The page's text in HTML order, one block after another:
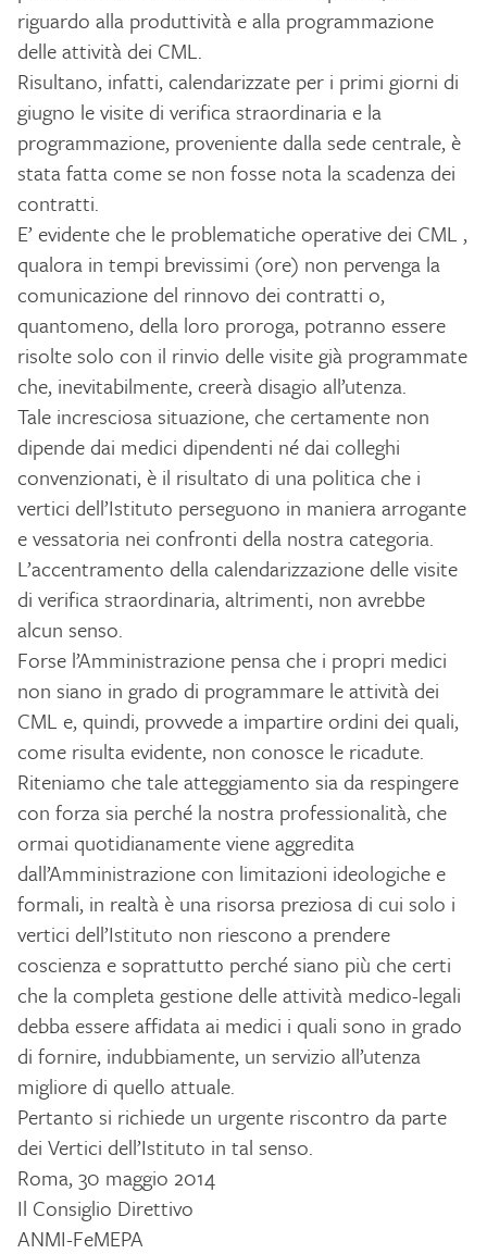
riguardo alla produttività e alla programmazione
delle attività dei CML.
Risultano, infatti, calendarizzate per i primi giorni di
giugno le visite di verifica straordinaria e la
programmazione, proveniente dalla sede centrale, è
stata fatta come se non fosse nota la scadenza dei
contratti.
E’ evidente che le problematiche operative dei CML ,
qualora in tempi brevissimi (ore) non pervenga la
comunicazione del rinnovo dei contratti o,
quantomeno, della loro proroga, potranno essere
risolte solo con il rinvio delle visite già programmate
che, inevitabilmente, creerà disagio all’utenza.
Tale incresciosa situazione, che certamente non
dipende dai medici dipendenti né dai colleghi
convenzionati, è il risultato di una politica che i
vertici dell’Istituto perseguono in maniera arrogante
e vessatoria nei confronti della nostra categoria.
L’accentramento della calendarizzazione delle visite
di verifica straordinaria, altrimenti, non avrebbe
alcun senso.
Forse l’Amministrazione pensa che i propri medici
non siano in grado di programmare le attività dei
CML e, quindi, provvede a impartire ordini dei quali,
come risulta evidente, non conosce le ricadute.
Riteniamo che tale atteggiamento sia da respingere
con forza sia perché la nostra professionalità, che
ormai quotidianamente viene aggredita
dall’Amministrazione con limitazioni ideologiche e
formali, in realtà è una risorsa preziosa di cui solo i
vertici dell’Istituto non riescono a prendere
coscienza e soprattutto perché siano più che certi
che la completa gestione delle attività medico-legali
debba essere affidata ai medici i quali sono in grado
di fornire, indubbiamente, un servizio all’utenza
migliore di quello attuale.
Pertanto si richiede un urgente riscontro da parte
dei Vertici dell’Istituto in tal senso.
Roma, 30 maggio 2014
Il Consiglio Direttivo
ANMI-FeMEPA